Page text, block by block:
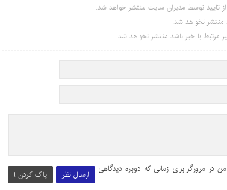
تایید توسط مدیران سایت منتشر خواهد شد.
منتشر نخواهد شد.
مرتبط با خبر باشد منتشر نخواهد شد.
ارسال نظر پاک کردن !
در مرورگر برای زمانی که دوباره دیدگاهی